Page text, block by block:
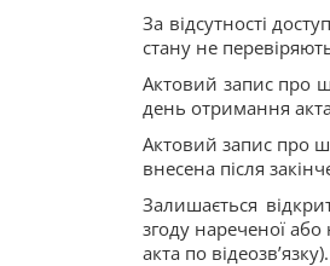
За відсутності
стану не
Актовий запис про
день отримання
Актовий запис про
внесена після
Залишається
згоду нареченої
акта по відеозв’язку).